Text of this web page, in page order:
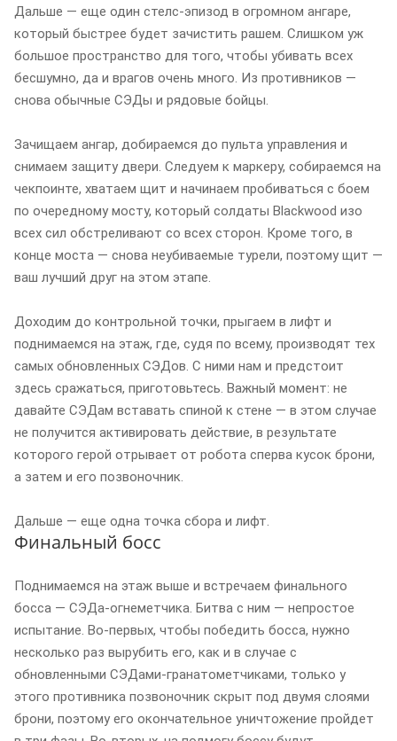
Дальше — еще один стелс-эпизод в огромном ангаре,
который быстрее будет зачистить рашем. Слишком уж
большое пространство для того, чтобы убивать всех
бесшумно, да и врагов очень много. Из противников —
снова обычные СЭДы и рядовые бойцы.
Зачищаем ангар, добираемся до пульта управления и
снимаем защиту двери. Следуем к маркеру, собираемся на
чекпоинте, хватаем щит и начинаем пробиваться с боем
по очередному мосту, который солдаты Blackwood изо
всех сил обстреливают со всех сторон. Кроме того, в
конце моста — снова неубиваемые турели, поэтому щит —
ваш лучший друг на этом этапе.
Доходим до контрольной точки, прыгаем в лифт и
поднимаемся на этаж, где, судя по всему, производят тех
самых обновленных СЭДов. С ними нам и предстоит
здесь сражаться, приготовьтесь. Важный момент: не
давайте СЭДам вставать спиной к стене — в этом случае
не получится активировать действие, в результате
которого герой отрывает от робота сперва кусок брони,
а затем и его позвоночник.
Дальше — еще одна точка сбора и лифт.
Финальный босс
Поднимаемся на этаж выше и встречаем финального
босса — СЭДа-огнеметчика. Битва с ним — непростое
испытание. Во-первых, чтобы победить босса, нужно
несколько раз вырубить его, как и в случае с
обновленными СЭДами-гранатометчиками, только у
этого противника позвоночник скрыт под двумя слоями
брони, поэтому его окончательное уничтожение пройдет